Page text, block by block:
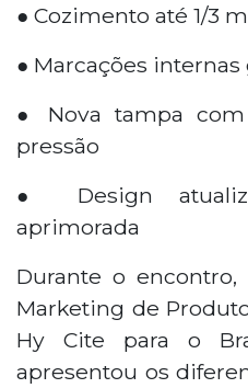
● Cozimento até 1/3
● Marcações internas
● Nova tampa
pressão
● Design
aprimorada
Durante o
Marketing de
Hy Cite para o
apresentou os